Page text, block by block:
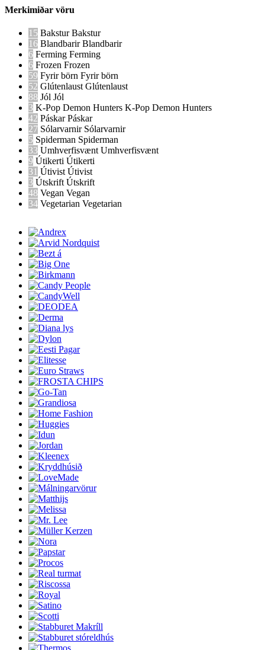
Merkimiðar vöru
15 BaksturBakstur
16 BlandbarirBlandbarir
6 Ferming Ferming
6 Frozen Frozen
59 Fyrir börn Fyrir börn
52 Glútenlaust Glútenlaust
88 Jól Jól
3 K-Pop Demon Hunters K-Pop Demon Hunters
42 PáskarPáskar
27 Sólarvarnir Sólarvarnir
5 Spiderman Spiderman
33 Umhverfisvænt Umhverfisvænt
9 Útikerti Útikerti
31 Útivist Útivist
3 Útskrift Útskrift
48 Vegan Vegan
34 Vegetarian Vegetarian